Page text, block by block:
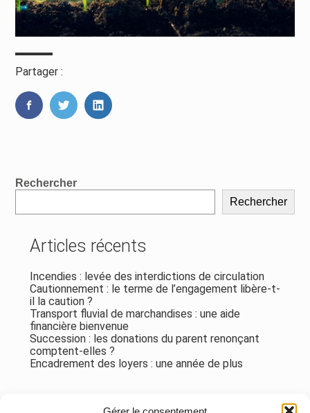
Partager :
FaceBookTwitterLinkedIn
Blog
Rechercher
Rechercher
Articles récents
Incendies : levée des interdictions de circulation
Cautionnement : le terme de l’engagement libère-t-
il la caution ?
Transport fluvial de marchandises : une aide
financière bienvenue
Succession : les donations du parent renonçant
comptent-elles ?
Encadrement des loyers : une année de plus